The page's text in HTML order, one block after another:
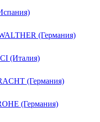
(Германия)
(Италия)
(Германия)
(Германия)